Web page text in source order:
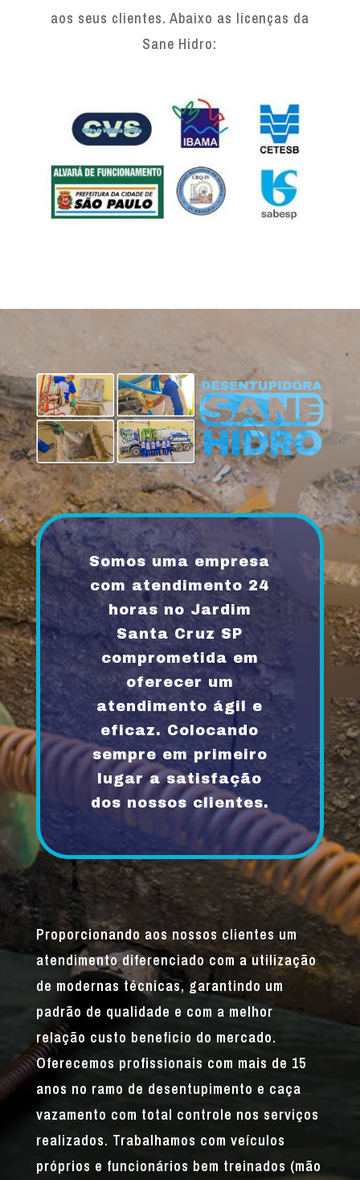
aos seus clientes. Abaixo as licenças da
Sane Hidro:
Somos uma empresa
com atendimento 24
horas no Jardim
Santa Cruz SP
comprometida em
oferecer um
atendimento ágil e
eficaz. Colocando
sempre em primeiro
lugar a satisfação
dos nossos clientes.
Proporcionando aos nossos clientes um
atendimento diferenciado com a utilização
de modernas técnicas, garantindo um
padrão de qualidade e com a melhor
relação custo beneficio do mercado.
Oferecemos profissionais com mais de 15
anos no ramo de desentupimento e caça
vazamento com total controle nos serviços
realizados. Trabalhamos com veículos
próprios e funcionários bem treinados (mão